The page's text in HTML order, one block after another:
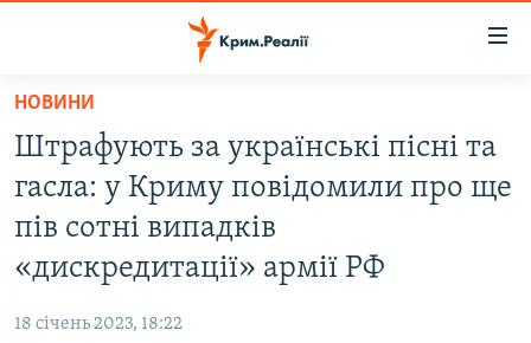
Перейти
основного
матеріалу
Перейти
до
основної
Перейти
НОВИНИ
ВОДА.КРИМ
ВІДЕО ТА ФОТО
НОВИНИ
Штрафують за українські пісні та
гасла: у Криму повідомили про ще
пів сотні випадків
«дискредитації» армії РФ
18 січень 2023, 18:22